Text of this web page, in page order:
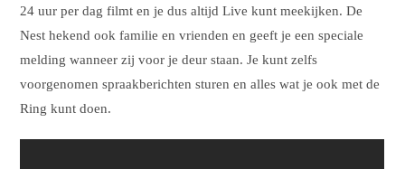
24 uur per dag filmt en je dus altijd Live kunt meekijken. De
Nest hekend ook familie en vrienden en geeft je een speciale
melding wanneer zij voor je deur staan. Je kunt zelfs
voorgenomen spraakberichten sturen en alles wat je ook met de
Ring kunt doen.